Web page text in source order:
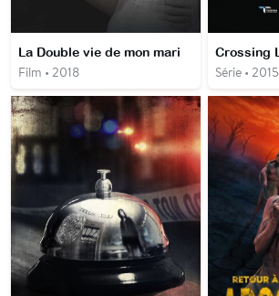
La Double vie de mon mari
Film • 2018
Crossing
Série • 2015